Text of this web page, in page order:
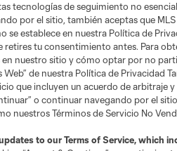
tecnologías de seguimiento no
por el sitio, también aceptas que
se establece en nuestra Política de
retires tu consentimiento antes. Para
nuestro sitio y cómo optar por no
Web” de nuestra Política de Privacidad
que incluyen un acuerdo de arbitraje
o continuar navegando por el
nuestros Términos de Servicio No
updates to ourTerms of Service, which